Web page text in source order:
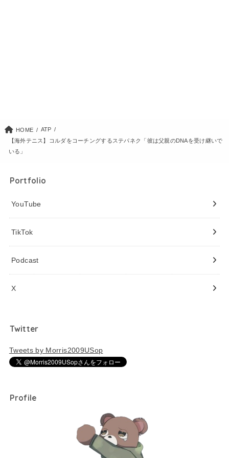
HOME
ATP
【海外テニス】コルダをコーチングするステパネク「彼は父親のDNAを受け継いで
いる」
Portfolio
YouTube
TikTok
Podcast
X
Twitter
Tweets by Morris2009USop
Profile